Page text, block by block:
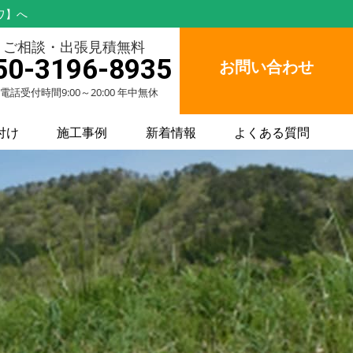
】へ
ご相談・出張見積無料
3196-8935
話受付時間9:00～20:00 年中無休
お問い合わせ
け 施工事例 新着情報 よくある質問